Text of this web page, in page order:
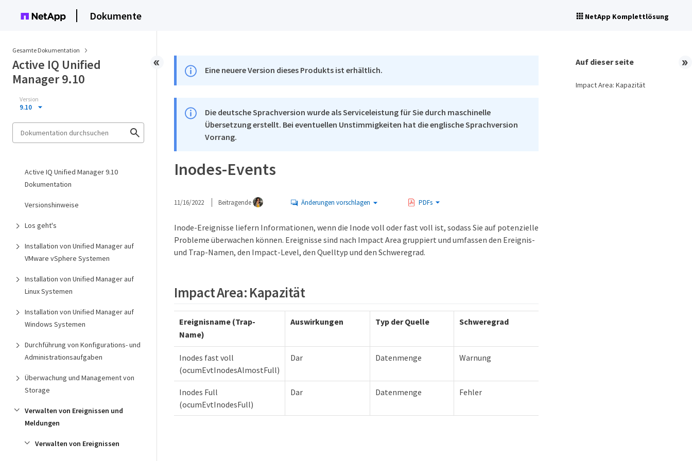
Dokumente NetApp Komplettlösung
Gesamte Dokumentation
Active IQ Unified
Manager 9.10
Version
9.10
Active IQ Unified Manager 9.10
Dokumentation
Versionshinweise
Los geht's
Installation von Unified Manager auf
VMware vSphere Systemen
Installation von Unified Manager auf
Linux Systemen
Installation von Unified Manager auf
Windows Systemen
Durchführung von Konfigurations- und
Administrationsaufgaben
Überwachung und Management von
Storage
Verwalten von Ereignissen und
Meldungen
Verwalten von Ereignissen
Eine neuere Version dieses Produkts ist erhältlich.
Die deutsche Sprachversion wurde als Serviceleistung für Sie durch maschinelle
Übersetzung erstellt. Bei eventuellen Unstimmigkeiten hat die englische Sprachversion
Vorrang.
Inodes-Events
11/16/2022 Beitragende Änderungen vorschlagen PDFs
Inode-Ereignisse liefern Informationen, wenn die Inode voll oder fast voll ist, sodass Sie auf potenzielle
Probleme überwachen können. Ereignisse sind nach Impact Area gruppiert und umfassen den Ereignis-
und Trap-Namen, den Impact-Level, den Quelltyp und den Schweregrad.
Impact Area: Kapazität
Ereignisname (Trap-
Name)
Auswirkungen Typ der Quelle Schweregrad
Inodes fast voll
(ocumEvtInodesAlmostFull)
Dar Datenmenge Warnung
Inodes Full
(ocumEvtInodesFull)
Dar Datenmenge Fehler
Auf dieser seite
Impact Area: Kapazität